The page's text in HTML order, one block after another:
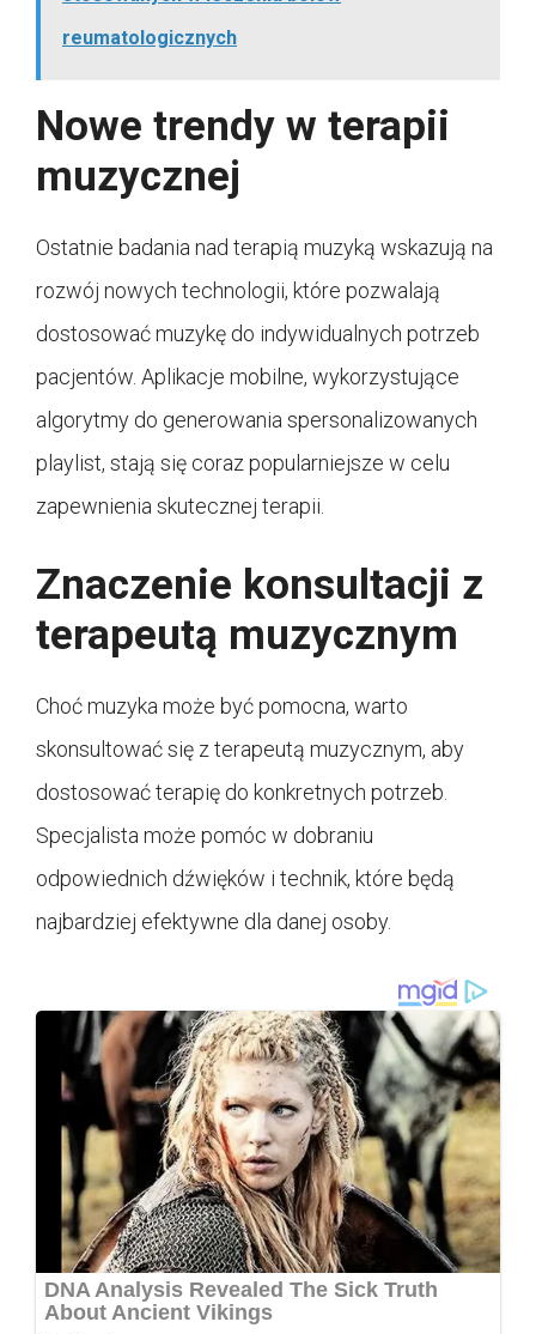
reumatologicznych
Nowe trendy w terapii
muzycznej
Ostatnie badania nad terapią muzyką wskazują na
rozwój nowych technologii, które pozwalają
dostosować muzykę do indywidualnych potrzeb
pacjentów. Aplikacje mobilne, wykorzystujące
algorytmy do generowania spersonalizowanych
playlist, stają się coraz popularniejsze w celu
zapewnienia skutecznej terapii.
Znaczenie konsultacji z
terapeutą muzycznym
Choć muzyka może być pomocna, warto
skonsultować się z terapeutą muzycznym, aby
dostosować terapię do konkretnych potrzeb.
Specjalista może pomóc w dobraniu
odpowiednich dźwięków i technik, które będą
najbardziej efektywne dla danej osoby.